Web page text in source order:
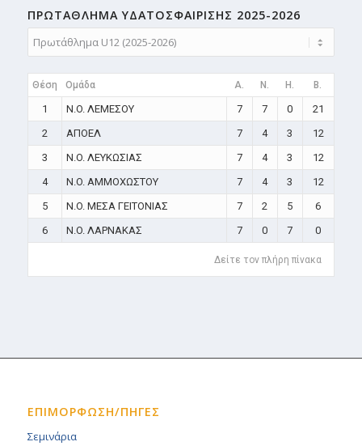
ΠΡΩΤΑΘΛΗMA ΥΔΑΤΟΣΦΑΙΡΙΣΗΣ 2025-2026
Θέση Ομάδα A. N. H. B.
1 N.O. ΛΕΜΕΣΟΥ 7 7 0
21
2
ΑΠΟΕΛ 7 4 3
12
3
N.O. ΛΕΥΚΩΣΙΑΣ 7 4 3
12
4
N.O. ΑΜΜΟΧΩΣΤΟΥ 7 4 3
12
5
N.O. ΜΕΣΑ ΓΕΙΤΟΝΙΑΣ 7 2 5
6
6
N.O. ΛΑΡΝΑΚΑΣ 7 0 7 0
Δείτε τον πλήρη πίνακα
ΕΠΙΜΟΡΦΩΣΗ/ΠΗΓΕΣ
Σεμινάρια